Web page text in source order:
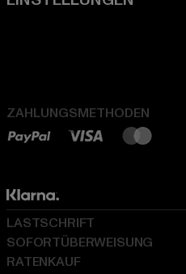
ZAHLUNGSMETHODEN
LASTSCHRIFT
SOFORTÜBERWEISUNG
RATENKAUF